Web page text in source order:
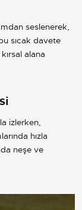
seslenerek,
sıcak davete
alana
izlerken,
hızla
neşe ve